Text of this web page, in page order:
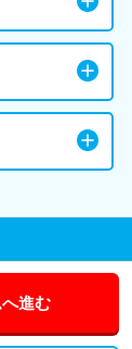
進む